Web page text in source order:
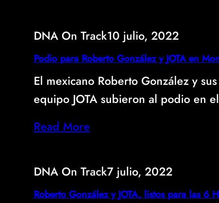
DNA On Track10 julio, 2022
Podio para Roberto González y JOTA en
El mexicano Roberto González y
equipo JOTA subieron al podio en
Read More
DNA On Track7 julio, 2022
Roberto González y JOTA, listos para las 6